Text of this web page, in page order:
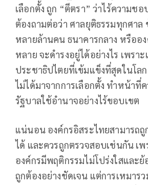
เลือกตั้ง ถูก “ตีตรา” ว่าไร้ความช
ต้องถามต่อว่า ศาลยุติธรรมทุกศาล
หลายล้านคน ธนาคารกลาง หรืออ
หลาย จะดำรงอยู่ได้อย่างไร เพรา
ประชาธิปไตยที่เข้มแข็งที่สุดในโล
ไม่ได้มาจากการเลือกตั้ง ทำหน้าที่
รัฐบาลใช้อำนาจอย่างไร้ขอบเขต
แน่นอน องค์กรอิสระไทยสามารถ
ได้ และควรถูกตรวจสอบเช่นกัน เ
องค์กรมีพฤติกรรมไม่โปร่งใสและ
ถูกต้องอย่างชัดเจน แต่การเหมาร